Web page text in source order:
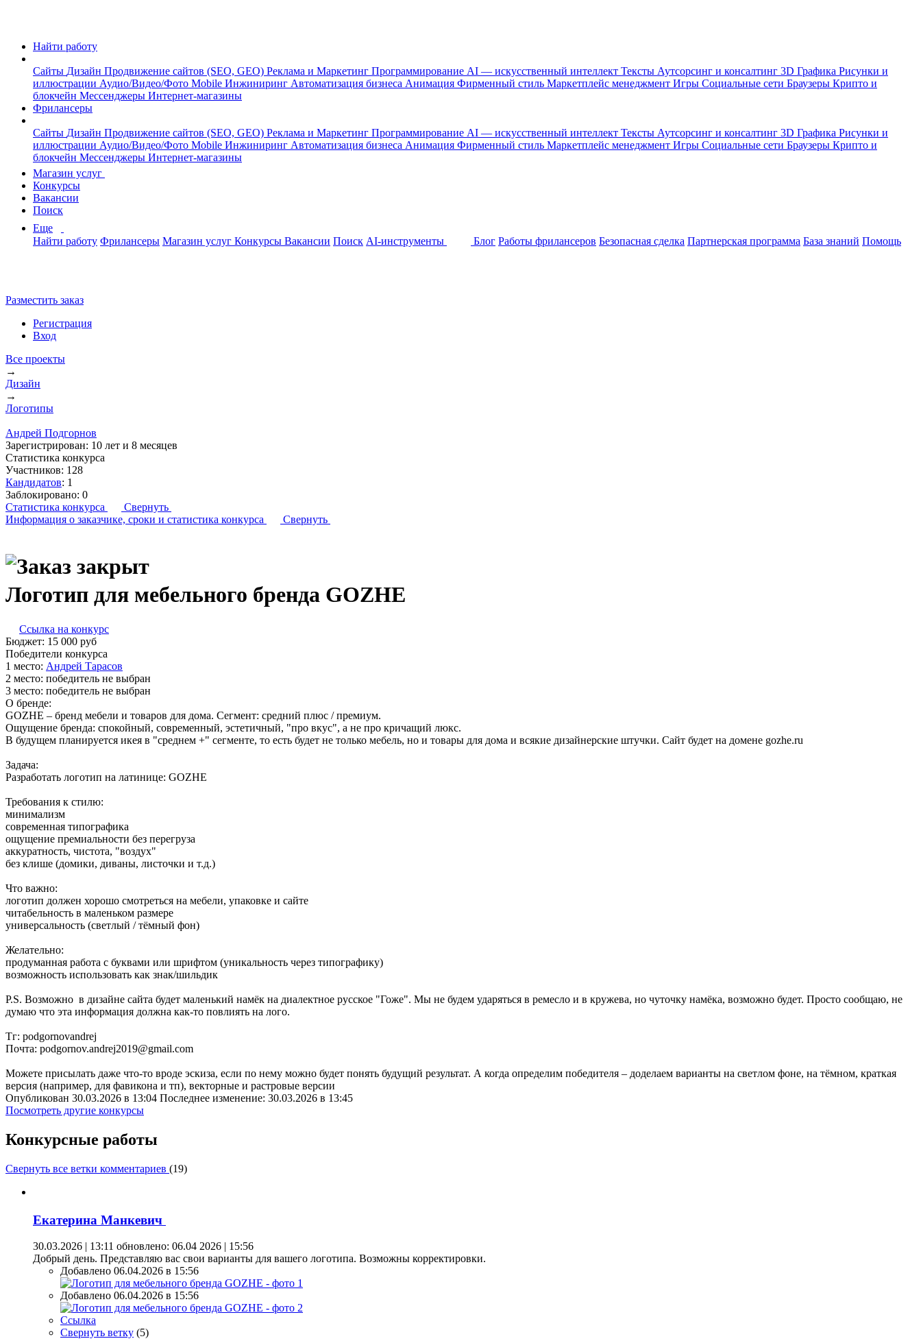
Найти работу
Сайты Дизайн Продвижение сайтов (SEO, GEO) Реклама и Маркетинг Программирование AI — искусственный интеллект Тексты Аутсорсинг и консалтинг 3D Графика Рисунки и
иллюстрации Аудио/Видео/Фото Mobile Инжиниринг Автоматизация бизнеса Анимация Фирменный стиль Маркетплейс менеджмент Игры Социальные сети Браузеры Крипто и
блокчейн Мессенджеры Интернет-магазины
Фрилансеры
Сайты Дизайн Продвижение сайтов (SEO, GEO) Реклама и Маркетинг Программирование AI — искусственный интеллект Тексты Аутсорсинг и консалтинг 3D Графика Рисунки и
иллюстрации Аудио/Видео/Фото Mobile Инжиниринг Автоматизация бизнеса Анимация Фирменный стиль Маркетплейс менеджмент Игры Социальные сети Браузеры Крипто и
блокчейн Мессенджеры Интернет-магазины
Магазин услуг
Конкурсы
Вакансии
Поиск
Еще
Найти работу Фрилансеры Магазин услуг Конкурсы Вакансии Поиск AI-инструменты Блог Работы фрилансеров Безопасная сделка Партнерская программа База знаний Помощь
Разместить заказ
Регистрация
Вход
Все проекты
→
Дизайн
→
Логотипы
Андрей Подгорнов
Зарегистрирован: 10 лет и 8 месяцев
Статистика конкурса
Участников: 128
Кандидатов: 1
Заблокировано: 0
Статистика конкурса
Свернуть
Информация о заказчике, сроки и статистика конкурса Свернуть
Логотип для мебельного бренда GOZHE
Ссылка на конкурс
Бюджет: 15 000 руб
Победители конкурса
1 место: Ан­дрей Та­расов
2 место: победитель не выбран
3 место: победитель не выбран
О бренде:
GOZHE – бренд мебели и товаров для дома. Сегмент: средний плюс / премиум.
Ощущение бренда: спокойный, современный, эстетичный, "про вкус", а не про кричащий люкс.
В будущем планируется икея в "среднем +" сегменте, то есть будет не только мебель, но и товары для дома и всякие дизайнерские штучки. Сайт будет на домене gozhe.ru
Задача:
Разработать логотип на латинице: GOZHE
Требования к стилю:
минимализм
современная типографика
ощущение премиальности без перегруза
аккуратность, чистота, "воздух"
без клише (домики, диваны, листочки и т.д.)
Что важно:
логотип должен хорошо смотреться на мебели, упаковке и сайте
читабельность в маленьком размере
универсальность (светлый / тёмный фон)
Желательно:
продуманная работа с буквами или шрифтом (уникальность через типографику)
возможность использовать как знак/шильдик
P.S. Возможно в дизайне сайта будет маленький намёк на диалектное русское "Гоже". Мы не будем ударяться в ремесло и в кружева, но чуточку намёка, возможно будет. Просто сообщаю, не
думаю что эта информация должна как-то повлиять на лого.
Тг: podgornovandrej
Почта: podgornov.andrej2019@gmail.com
Можете присылать даже что-то вроде эскиза, если по нему можно будет понять будущий результат. А когда определим победителя – доделаем варианты на светлом фоне, на тёмном, краткая
версия (например, для фавикона и тп), векторные и растровые версии
Опубликован 30.03.2026 в 13:04 Последнее изменение: 30.03.2026 в 13:45
Посмотреть другие конкурсы
Конкурсные работы
Свернуть все ветки комментариев (19)
Екатерина Манкевич
30.03.2026 | 13:11 обновлено: 06.04 2026 | 15:56
Добрый день. Представляю вас свои варианты для вашего логотипа. Возможны корректировки.
Добавлено 06.04.2026 в 15:56
Добавлено 06.04.2026 в 15:56
Ссылка
Свернуть ветку (5)